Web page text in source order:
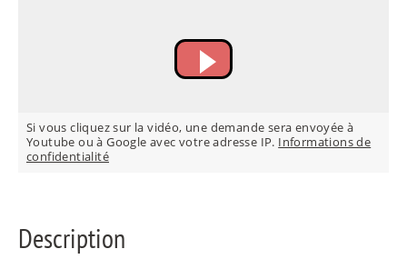
Si vous cliquez sur la vidéo, une demande sera envoyée à
Youtube ou à Google avec votre adresse IP. Informations de
confidentialité
Description